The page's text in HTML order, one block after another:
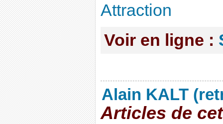
Attraction
Voir en ligne :
Alain KALT
Articles de